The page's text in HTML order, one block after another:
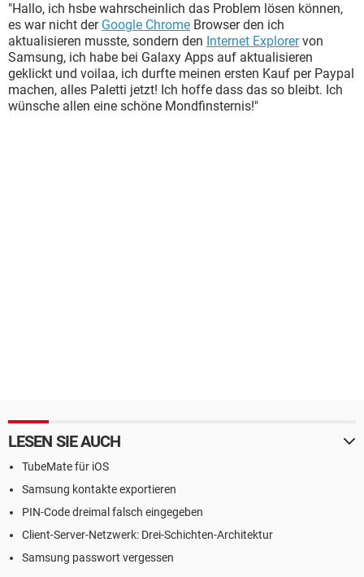
"Hallo, ich hsbe wahrscheinlich das Problem lösen können,
es war nicht der Google Chrome Browser den ich
aktualisieren musste, sondern den Internet Explorervon
Samsung, ich habe bei Galaxy Apps auf aktualisieren
geklickt und voilaa, ich durfte meinen ersten Kauf per Paypal
machen, alles Paletti jetzt! Ich hoffe dass das so bleibt. Ich
wünsche allen eine schöne Mondfinsternis!"
LESEN SIE AUCH
TubeMate für iOS
Samsung kontakte exportieren
PIN-Code dreimal falsch eingegeben
Client-Server-Netzwerk: Drei-Schichten-Architektur
Samsung passwort vergessen